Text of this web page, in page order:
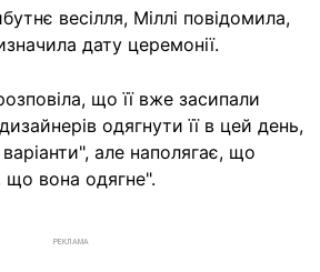
весілля, Міллі повідомила,
дату церемонії.
що її вже засипали
одягнути її в цей день,
але наполягає, що
що вона одягне".
РЕКЛАМА